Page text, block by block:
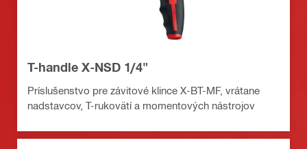
T-handle X-NSD 1/4"
Príslušenstvo pre závitové klince X-BT-MF, vrátane
nadstavcov, T-rukovätí a momentových nástrojov